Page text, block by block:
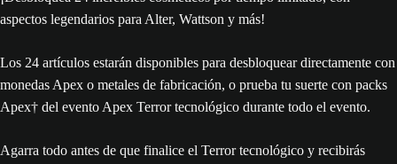
aspectos legendarios para Alter, Wattson y más!
Los 24 artículos estarán disponibles para desbloquear directamente con
monedas Apex o metales de fabricación, o prueba tu suerte con packs
Apex† del evento Apex Terror tecnológico durante todo el evento.
Agarra todo antes de que finalice el Terror tecnológico y recibirás